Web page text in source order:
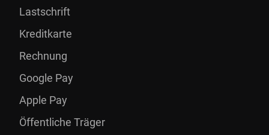
Lastschrift
Kreditkarte
Rechnung
Google Pay
Apple Pay
Öffentliche Träger